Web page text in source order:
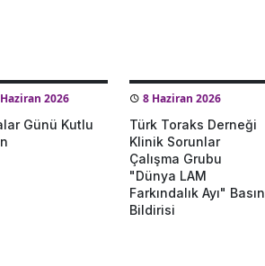
2026
Günü Kutlu
8 Haziran 2026
Türk Toraks Derneği
Klinik Sorunlar
Çalışma Grubu
"Dünya LAM
Farkındalık Ayı" Basın
Bildirisi